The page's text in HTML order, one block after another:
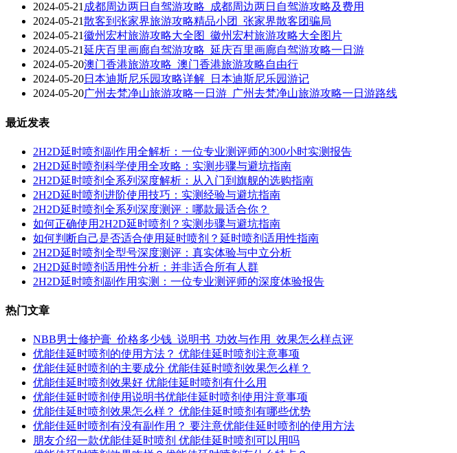
2024-05-21 成都周边两日自驾游攻略_成都周边两日自驾游攻略及费用
2024-05-21散客到张家界旅游攻略精品小团_张家界散客团骗局
2024-05-21徽州宏村旅游攻略大全图_徽州宏村旅游攻略大全图片
2024-05-21延庆百里画廊自驾游攻略_延庆百里画廊自驾游攻略一日游
2024-05-20澳门香港旅游攻略_澳门香港旅游攻略自由行
2024-05-20日本迪斯尼乐园攻略详解_日本迪斯尼乐园游记
2024-05-20广州去梵净山旅游攻略一日游_广州去梵净山旅游攻略一日游路线
最近发表
2H2D延时喷剂副作用全解析：一位专业测评师的300小时实测报告
2H2D延时喷剂科学使用全攻略：实测步骤与避坑指南
2H2D延时喷剂全系列深度解析：从入门到旗舰的选购指南
2H2D延时喷剂进阶使用技巧：实测经验与避坑指南
2H2D延时喷剂全系列深度测评：哪款最适合你？
如何正确使用2H2D延时喷剂？实测步骤与避坑指南
如何判断自己是否适合使用延时喷剂？延时喷剂适用性指南
2H2D延时喷剂全型号深度测评：真实体验与中立分析
2H2D延时喷剂适用性分析：并非适合所有人群
2H2D延时喷剂副作用实测：一位专业测评师的深度体验报告
热门文章
NBB男士修护膏_价格多少钱_说明书_功效与作用_效果怎么样点评
优能佳延时喷剂的使用方法？ 优能佳延时喷剂注意事项
优能佳延时喷剂的主要成分 优能佳延时喷剂效果怎么样？
优能佳延时喷剂效果好 优能佳延时喷剂有什么用
优能佳延时喷剂使用说明书优能佳延时喷剂使用注意事项
优能佳延时喷剂效果怎么样？ 优能佳延时喷剂有哪些优势
优能佳延时喷剂有没有副作用？ 要注意优能佳延时喷剂的使用方法
朋友介绍一款优能佳延时喷剂 优能佳延时喷剂可以用吗